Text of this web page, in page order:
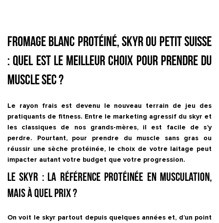
Fromage blanc protéiné, skyr ou petit suisse
: quel est le meilleur choix pour prendre du
muscle sec ?
Le rayon frais est devenu le nouveau terrain de jeu des
pratiquants de fitness. Entre le marketing agressif du skyr et
les classiques de nos grands-mères, il est facile de s’y
perdre. Pourtant, pour prendre du muscle sans gras ou
réussir une sèche protéinée, le choix de votre laitage peut
impacter autant votre budget que votre progression.
Le Skyr : la référence protéinée en musculation,
mais à quel prix ?
On voit le skyr partout depuis quelques années et, d’un point